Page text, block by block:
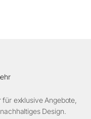
exklusive Angebote,
Design.